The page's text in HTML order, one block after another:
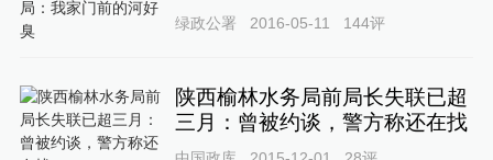
绿政公署 2016-05-11 144评
陕西榆林水务局前局长失联已超
三月：曾被约谈，警方称还在找